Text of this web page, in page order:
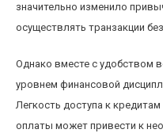
значительно изменило
осуществлять транзакции
Однако вместе с удобством
уровнем финансовой
Легкость доступа к
оплаты может привести к